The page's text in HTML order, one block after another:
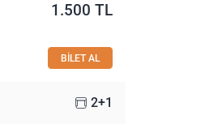
1.500 TL
BİLET AL
2+1